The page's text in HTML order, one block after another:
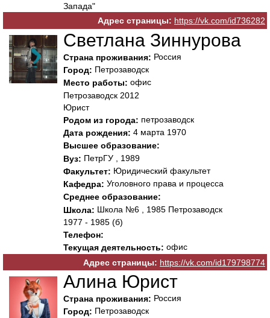
Запада"
Адрес страницы: https://vk.com/id736282
Светлана Зиннурова
Страна проживания: Россия
Город: Петрозаводск
Место работы: офис
Петрозаводск 2012
Юрист
Родом из города: петрозаводск
Дата рождения: 4 марта 1970
Высшее образование:
Вуз: ПетрГУ , 1989
Факультет: Юридический факультет
Кафедра: Уголовного права и процесса
Среднее образование:
Школа: Школа №6 , 1985 Петрозаводск
1977 - 1985 (б)
Телефон:
Текущая деятельность: офис
Адрес страницы: https://vk.com/id179798774
Алина Юрист
Страна проживания: Россия
Город: Петрозаводск